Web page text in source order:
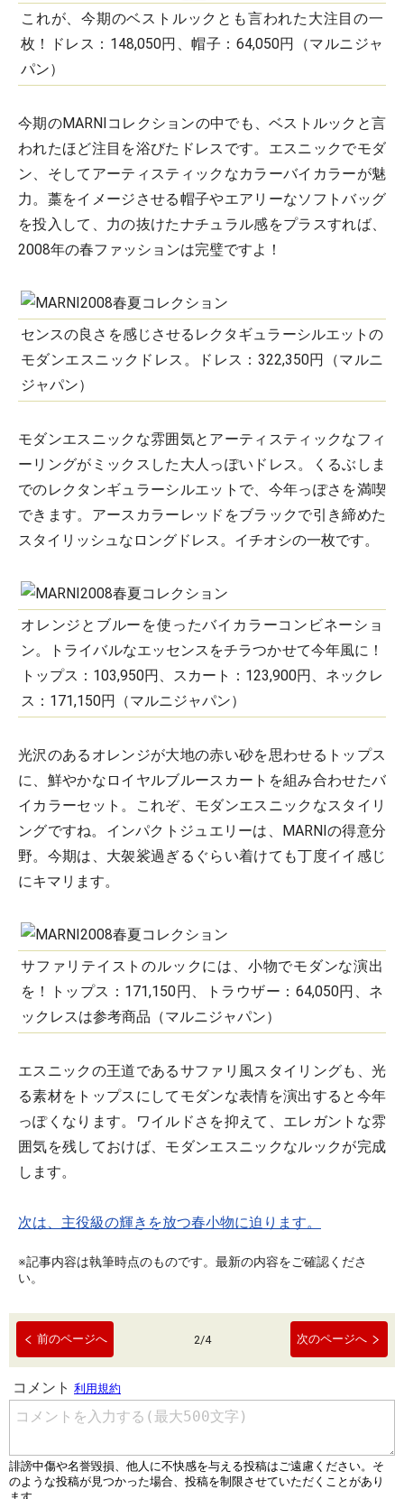
これが、今期のベストルックとも言われた大注目の一
枚！ドレス：148,050円、帽子：64,050円（マルニジャ
パン）
今期のMARNIコレクションの中でも、ベストルックと言
われたほど注目を浴びたドレスです。エスニックでモダ
ン、そしてアーティスティックなカラーバイカラーが魅
力。藁をイメージさせる帽子やエアリーなソフトバッグ
を投入して、力の抜けたナチュラル感をプラスすれば、
2008年の春ファッションは完璧ですよ！
センスの良さを感じさせるレクタギュラーシルエットの
モダンエスニックドレス。ドレス：322,350円（マルニ
ジャパン）
モダンエスニックな雰囲気とアーティスティックなフィ
ーリングがミックスした大人っぽいドレス。くるぶしま
でのレクタンギュラーシルエットで、今年っぽさを満喫
できます。アースカラーレッドをブラックで引き締めた
スタイリッシュなロングドレス。イチオシの一枚です。
オレンジとブルーを使ったバイカラーコンビネーショ
ン。トライバルなエッセンスをチラつかせて今年風に！
トップス：103,950円、スカート：123,900円、ネックレ
ス：171,150円（マルニジャパン）
光沢のあるオレンジが大地の赤い砂を思わせるトップス
に、鮮やかなロイヤルブルースカートを組み合わせたバ
イカラーセット。これぞ、モダンエスニックなスタイリ
ングですね。インパクトジュエリーは、MARNIの得意分
野。今期は、大袈裟過ぎるぐらい着けても丁度イイ感じ
にキマリます。
サファリテイストのルックには、小物でモダンな演出
を！トップス：171,150円、トラウザー：64,050円、ネ
ックレスは参考商品（マルニジャパン）
エスニックの王道であるサファリ風スタイリングも、光
る素材をトップスにしてモダンな表情を演出すると今年
っぽくなります。ワイルドさを抑えて、エレガントな雰
囲気を残しておけば、モダンエスニックなルックが完成
します。
次は、主役級の輝きを放つ春小物に迫ります。
※記事内容は執筆時点のものです。最新の内容をご確認くださ
い。
前のページへ 2/4 次のページへ